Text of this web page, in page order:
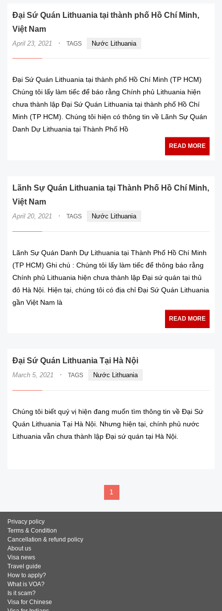
Đại Sứ Quán Lithuania tại thành phố Hồ Chí Minh,
Việt Nam
April 23, 2021 · TAGS Nước Lithuania
Đại Sứ Quán Lithuania tại thành phố Hồ Chí Minh (TP HCM)
Chúng tôi lấy làm tiếc để báo rằng Chính phủ Lithuania hiện
chưa thành lập Đại Sứ Quán Lithuania tại thành phố Hồ Chí
Minh (TP HCM). Chúng tôi hiện có thông tin về Lãnh Sự Quán
Danh Dự Lithuania tại Thành Phố Hồ
READ MORE
Lãnh Sự Quán Lithuania tại Thành Phố Hồ Chí Minh,
Việt Nam
April 20, 2021 · TAGS Nước Lithuania
Lãnh Sự Quán Danh Dự Lithuania tại Thành Phố Hồ Chí Minh
(TP HCM) Ghi chú : Chúng tôi lấy làm tiếc để thông báo rằng
Chính phủ Lithuania hiện chưa thành lập Đại sứ quán tại thủ
đô Hà Nội. Hiện tại, chúng tôi có địa chỉ Đại Sứ Quán Lithuania
gần Việt Nam là
READ MORE
Đại Sứ Quán Lithuania Tại Hà Nội
March 5, 2021 · TAGS Nước Lithuania
Chúng tôi biết quý vị hiện đang muốn tìm thông tin về Đại Sứ
Quán Lithuania Tại Hà Nội. Nhưng hiện tại, chính phủ nước
Lithuania vẫn chưa thành lập Đại sứ quán tại Hà Nội.
1
Privacy policy
Terms & Condition
Cancellation & refund policy
About us
Visa news
Travel guide
How to apply?
What is VOA?
Is it scam?
Visa for Chinese